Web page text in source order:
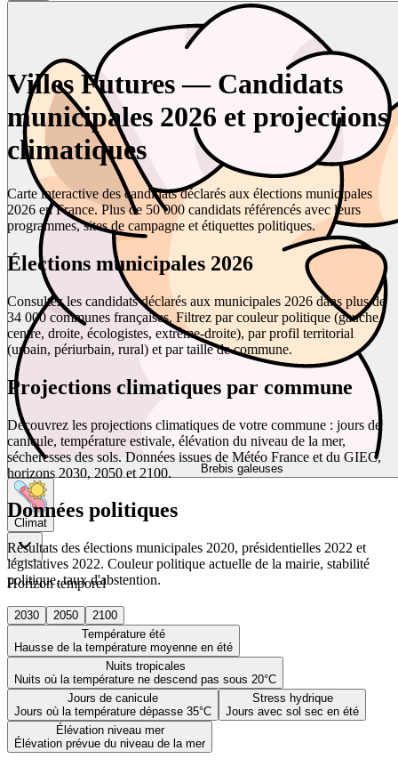
Brebis galeuses
Climat
Horizon temporel
2030 2050
2100
Température été
Hausse de la température moyenne en été
Nuits tropicales
Nuits où la température ne descend pas sous 20°C
Jours de canicule
Jours où la température dépasse 35°C
Stress hydrique
Jours avec sol sec en été
Élévation niveau mer
Élévation prévue du niveau de la mer
Villes Futures — Candidats
municipales 2026 et projections
climatiques
Carte interactive des candidats déclarés aux élections municipales
2026 en France. Plus de 50 000 candidats référencés avec leurs
programmes, sites de campagne et étiquettes politiques.
Élections municipales 2026
Consultez les candidats déclarés aux municipales 2026 dans plus de
34 000 communes françaises. Filtrez par couleur politique (gauche,
centre, droite, écologistes, extrême-droite), par profil territorial
(urbain, périurbain, rural) et par taille de commune.
Projections climatiques par commune
Découvrez les projections climatiques de votre commune : jours de
canicule, température estivale, élévation du niveau de la mer,
sécheresses des sols. Données issues de Météo France et du GIEC,
horizons 2030, 2050 et 2100.
Données politiques
Résultats des élections municipales 2020, présidentielles 2022 et
législatives 2022. Couleur politique actuelle de la mairie, stabilité
politique, taux d'abstention.